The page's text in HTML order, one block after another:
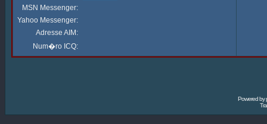
MSN Messenger:
Yahoo Messenger:
Adresse AIM:
Num�ro ICQ:
Powered by